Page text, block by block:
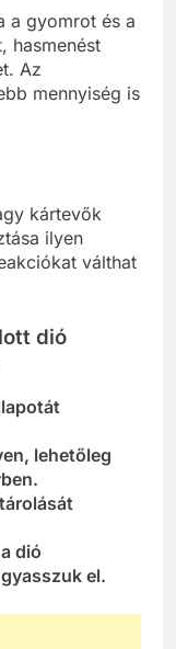
a gyomrot és a
hasmenést
Az
mennyiség is
kártevők
ilyen
válthat
dió
lehetőleg
dió
el.